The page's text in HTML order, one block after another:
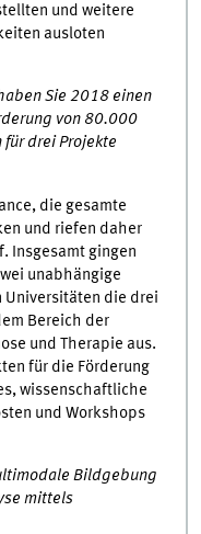
und weitere
ausloten
Sie 2018 einen
von 80.000
für drei Projekte
die gesamte
und riefen daher
Insgesamt gingen
unabhängige
Universitäten die drei
Bereich der
und Therapie aus.
für die Förderung
wissenschaftliche
und Workshops
Bildgebung
mittels